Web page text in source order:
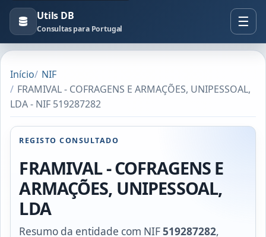
Utils DB
Consultas para Portugal
Início
NIF
FRAMIVAL - COFRAGENS E ARMAÇÕES, UNIPESSOAL,
LDA - NIF 519287282
REGISTO CONSULTADO
FRAMIVAL - COFRAGENS E
ARMAÇÕES, UNIPESSOAL,
LDA
Resumo da entidade com NIF519287282,